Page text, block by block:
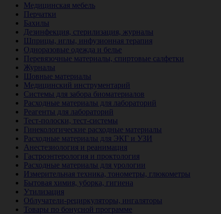
Медицинская мебель
Перчатки
Бахилы
Дезинфекция, стерилизация, журналы
Шприцы, иглы, инфузионная терапия
Одноразовые одежда и белье
Перевязочные материалы, спиртовые салфетки
Журналы
Шовные материалы
Медицинский инструментарий
Системы для забора биоматериалов
Расходные материалы для лабораторий
Реагенты для лабораторий
Тест-полоски, тест-системы
Гинекологические расходные материалы
Расходные материалы для ЭКГ и УЗИ
Анестезиология и реанимация
Гастроэнтерология и проктология
Расходные материалы для урологии
Измерительная техника, тонометры, глюкометры
Бытовая химия, уборка, гигиена
Утилизация
Облучатели-рециркуляторы, ингаляторы
Товары по бонусной программе